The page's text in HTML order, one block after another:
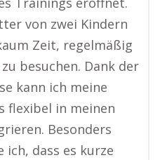
von zwei Kindern
Zeit, regelmäßig
besuchen. Dank der
kann ich meine
flexibel in meinen
Besonders
ich, dass es kurze